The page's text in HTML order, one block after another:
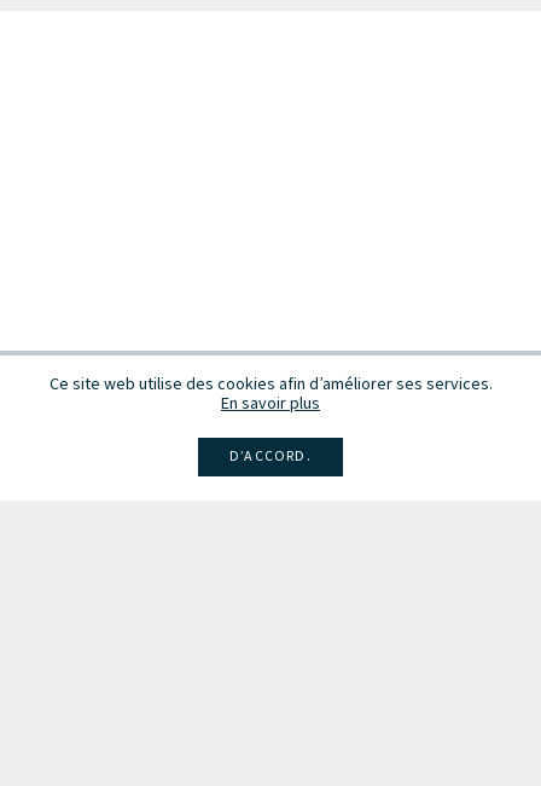
Ce site web utilise des cookies afin d’améliorer ses services.
En savoir plus
D’ACCORD.